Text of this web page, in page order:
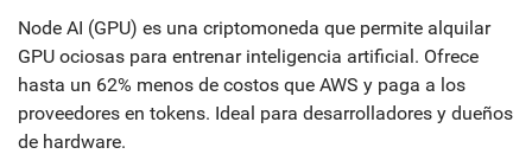
Node AI (GPU) es una criptomoneda que permite alquilar
GPU ociosas para entrenar inteligencia artificial. Ofrece
hasta un 62% menos de costos que AWS y paga a los
proveedores en tokens. Ideal para desarrolladores y dueños
de hardware.